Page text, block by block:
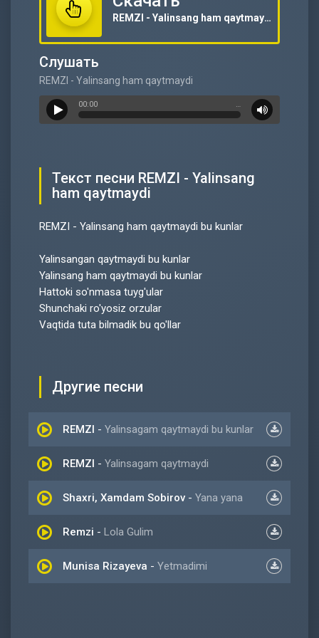
REMZI - Yalinsang ham qaytmaydi
Слушать
REMZI - Yalinsang ham qaytmaydi
00:00 …
Текст песни REMZI - Yalinsang
ham qaytmaydi
REMZI - Yalinsang ham qaytmaydi bu kunlar
Yalinsangan qaytmaydi bu kunlar
Yalinsang ham qaytmaydi bu kunlar
Hattoki so'nmasa tuyg'ular
Shunchaki ro'yosiz orzular
Vaqtida tuta bilmadik bu qo'llar
Другие песни
REMZI - Yalinsagam qaytmaydi bu kunlar
REMZI - Yalinsagam qaytmaydi
Shaxri, Xamdam Sobirov - Yana yana
Remzi - Lola Gulim
Munisa Rizayeva - Yetmadimi